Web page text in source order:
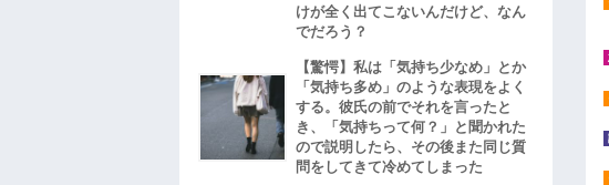
けが全く出てこないんだけど、なん
でだろう？
【驚愕】私は「気持ち少なめ」とか
「気持ち多め」のような表現をよく
する。彼氏の前でそれを言ったと
き、「気持ちって何？」と聞かれた
ので説明したら、その後また同じ質
問をしてきて冷めてしまった